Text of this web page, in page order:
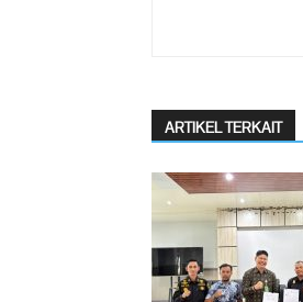
ARTIKEL TERKAIT